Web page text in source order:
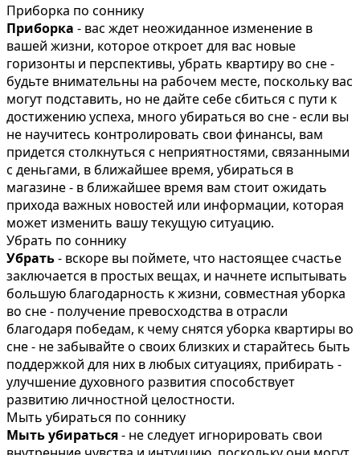
Приборка по соннику
Приборка - вас ждет неожиданное изменение в
вашей жизни, которое откроет для вас новые
горизонты и перспективы, убрать квартиру во сне -
будьте внимательны на рабочем месте, поскольку вас
могут подставить, но не дайте себе сбиться с пути к
достижению успеха, много убираться во сне - если вы
не научитесь контролировать свои финансы, вам
придется столкнуться с неприятностями, связанными
с деньгами, в ближайшее время, убираться в
магазине - в ближайшее время вам стоит ожидать
прихода важных новостей или информации, которая
может изменить вашу текущую ситуацию.
Убрать по соннику
Убрать- вскоре вы поймете, что настоящее счастье
заключается в простых вещах, и начнете испытывать
большую благодарность к жизни, совместная уборка
во сне - получение превосходства в отрасли
благодаря победам, к чему снятся уборка квартиры во
сне - не забывайте о своих близких и старайтесь быть
поддержкой для них в любых ситуациях, прибирать -
улучшение духовного развития способствует
развитию личностной целостности.
Мыть убираться по соннику
Мыть убираться- не следует игнорировать свои